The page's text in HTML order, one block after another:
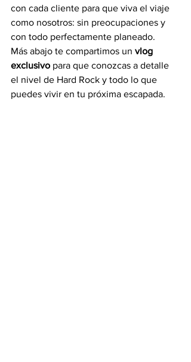
con cada cliente para que viva el viaje
como nosotros: sin preocupaciones y
con todo perfectamente planeado.
Más abajo te compartimos un vlog
exclusivo para que conozcas a detalle
el nivel de Hard Rock y todo lo que
puedes vivir en tu próxima escapada.